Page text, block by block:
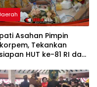
Asahan Pimpin
Tekankan
HUT ke-81 RI dan
2027